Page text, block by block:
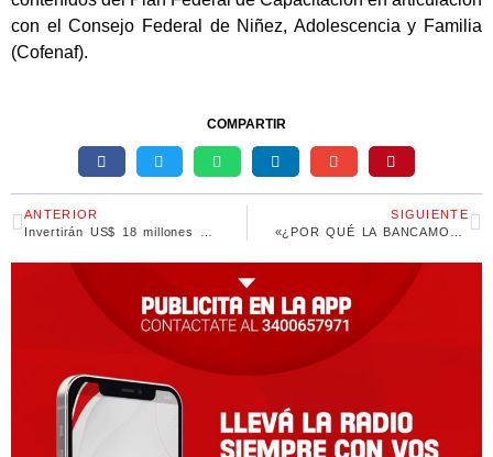
con el Consejo Federal de Niñez, Adolescencia y Familia
(Cofenaf).
COMPARTIR
ANTERIOR
SIGUIENTE